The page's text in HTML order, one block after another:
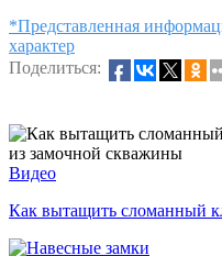
*Представленная
характер
Поделиться:
Видео
Как вытащить сломанный